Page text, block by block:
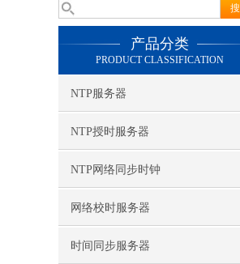
产品分类
PRODUCT CLASSIFICATION
NTP服务器
NTP授时服务器
NTP网络同步时钟
网络校时服务器
时间同步服务器